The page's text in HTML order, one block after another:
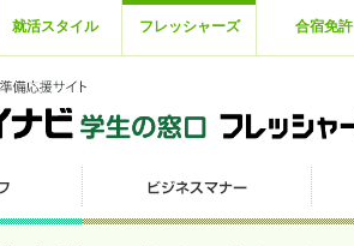
就活スタイル フレッシャーズ 合宿免許